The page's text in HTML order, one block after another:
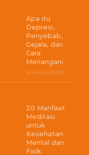
Apa itu
Depresi,
Penyebab,
Gejala, dan
Cara
Menangani
SEHAT & CANTIK
20 Manfaat
Meditasi
untuk
Kesehatan
Mental dan
Fisik